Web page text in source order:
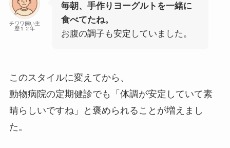
チワワ飼い主
歴１２年
毎朝、手作りヨーグルトを一緒に
食べてたね。
お腹の調子も安定していました。
このスタイルに変えてから、
動物病院の定期健診でも「体調が安定していて素
晴らしいですね」と褒められることが増えまし
た。